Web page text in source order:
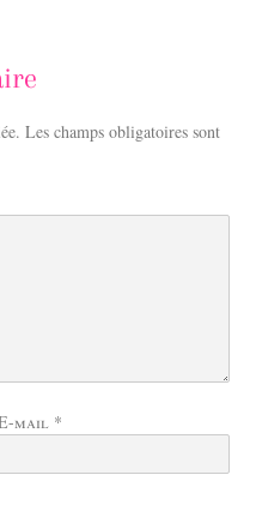
Les champs obligatoires sont
mail *